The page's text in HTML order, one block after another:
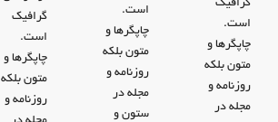
گرافیک
است.
چاپگرها و
متون بلکه
روزنامه و
است.
چاپگرها و
متون بلکه
روزنامه و
مجله در
ستون و
گرافیک
است.
چاپگرها و
متون بلکه
روزنامه و
مجله در